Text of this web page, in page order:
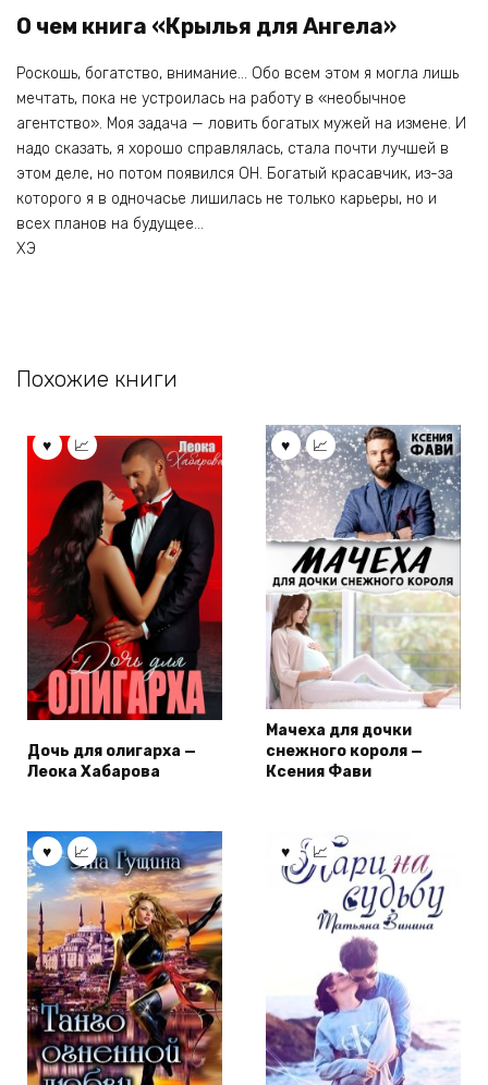
О чем книга «Крылья для Ангела»
Роскошь, богатство, внимание… Обо всем этом я могла лишь
мечтать, пока не устроилась на работу в «необычное
агентство». Моя задача — ловить богатых мужей на измене. И
надо сказать, я хорошо справлялась, стала почти лучшей в
этом деле, но потом появился ОН. Богатый красавчик, из-за
которого я в одночасье лишилась не только карьеры, но и
всех планов на будущее…
ХЭ
Похожие книги
Дочь для олигарха —
Леока Хабарова
Мачеха для дочки
снежного короля —
Ксения Фави